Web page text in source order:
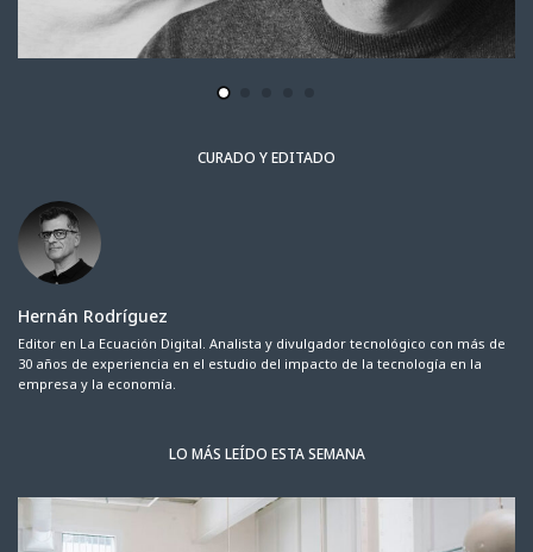
CURADO Y EDITADO
Hernán Rodríguez
Editor en La Ecuación Digital. Analista y divulgador tecnológico con más de
30 años de experiencia en el estudio del impacto de la tecnología en la
empresa y la economía.
LO MÁS LEÍDO ESTA SEMANA